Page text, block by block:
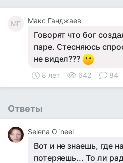
МГ Макс Ганджаев
Говорят что бог
паре. Стесняюсь
не видел???
8 лет 642 84
Ответы
Selena O`neel
Вот и не знаешь, где
потеряешь... То ли